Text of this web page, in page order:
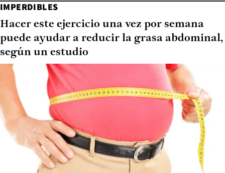
IMPERDIBLES
Hacer este ejercicio una vez por semana
puede ayudar a reducir la grasa abdominal,
según un estudio